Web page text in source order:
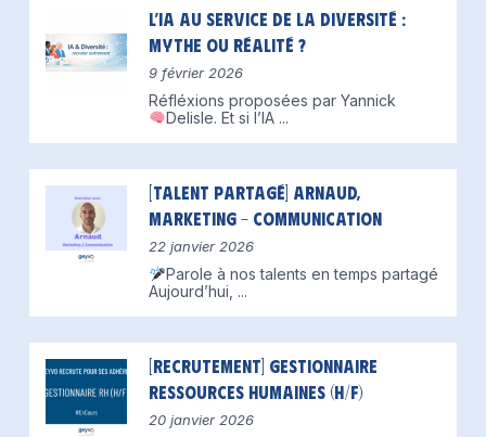
L’IA au service de la diversité :
mythe ou réalité ?
9 février 2026
Réfléxions proposées par Yannick
Delisle. Et si l’IA ...
[Talent partagé] Arnaud,
Marketing – Communication
22 janvier 2026
Parole à nos talents en temps partagé
Aujourd’hui, ...
[Recrutement] Gestionnaire
Ressources Humaines (H/F)
20 janvier 2026